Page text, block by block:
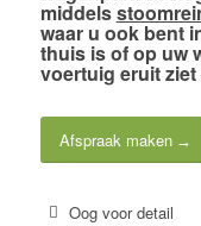
middels
waar u ook bent
thuis is of op uw
voertuig eruit
Afspraak maken
Oog voor detail